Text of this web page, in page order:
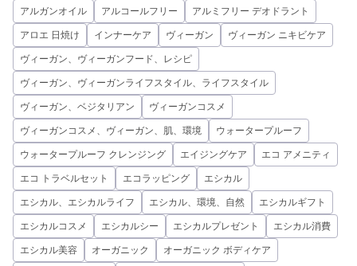
アルガンオイル アルコールフリー アルミフリー デオドラント
アロエ 日焼け インナーケア ヴィーガン ヴィーガン ニキビケア
ヴィーガン、ヴィーガンフード、レシピ
ヴィーガン、ヴィーガンライフスタイル、ライフスタイル
ヴィーガン、ベジタリアン ヴィーガンコスメ
ヴィーガンコスメ、ヴィーガン、肌、環境 ウォータープルーフ
ウォータープルーフ クレンジング エイジングケア エコ アメニティ
エコ トラベルセット エコラッピング エシカル
エシカル、エシカルライフ エシカル、環境、自然 エシカルギフト
エシカルコスメ エシカルシー エシカルプレゼント エシカル消費
エシカル美容 オーガニック オーガニック ボディケア